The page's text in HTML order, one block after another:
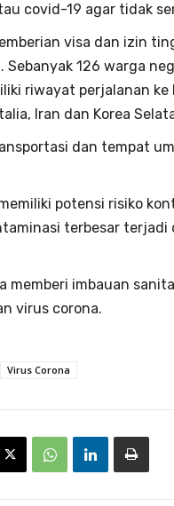
covid-19 agar tidak
visa dan izin
Sebanyak 126 warga
riwayat perjalanan
Iran dan Korea
dan tempat
potensi risiko
terbesar terjadi
memberi imbauan
virus corona.
Virus Corona